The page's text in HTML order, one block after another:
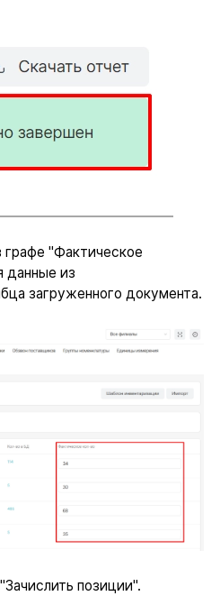
графе "Фактическое
данные из
загруженного документа.
позиции".